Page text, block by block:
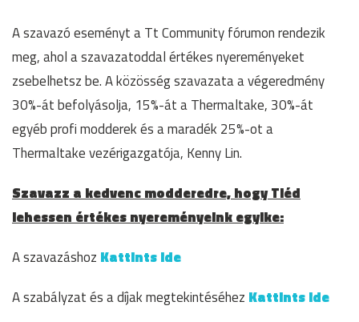
A szavazó eseményt a Tt Community fórumon rendezik
meg, ahol a szavazatoddal értékes nyereményeket
zsebelhetsz be. A közösség szavazata a végeredmény
30%-át befolyásolja, 15%-át a Thermaltake, 30%-át
egyéb profi modderek és a maradék 25%-ot a
Thermaltake vezérigazgatója, Kenny Lin.
Szavazz a kedvenc modderedre, hogy Tiéd
lehessen értékes nyereményeink egyike:
A szavazáshoz Kattints ide
A szabályzat és a díjak megtekintéséhez Kattints ide